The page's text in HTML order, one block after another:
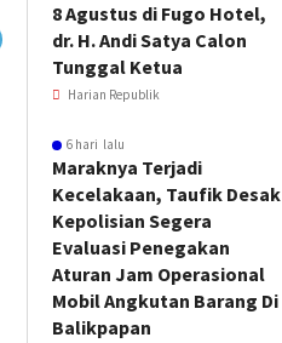
8 Agustus di Fugo Hotel,
dr. H. Andi Satya Calon
Tunggal Ketua
Harian Republik
6 hari lalu
Maraknya Terjadi
Kecelakaan, Taufik Desak
Kepolisian Segera
Evaluasi Penegakan
Aturan Jam Operasional
Mobil Angkutan Barang Di
Balikpapan